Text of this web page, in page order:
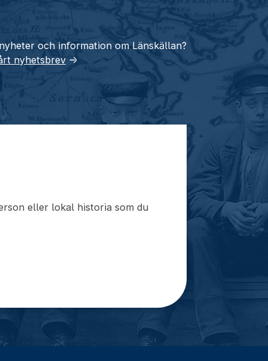
och information om Länskällan?
nyhetsbrev →
eller lokal historia som du